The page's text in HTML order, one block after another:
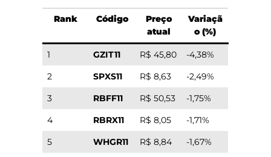
Rank Código
Preço
atual
Variaçã
o (%)
1 GZIT11 R$ 45,80
-4,38%
2
SPXS11 R$ 8,63
-2,49%
3
RBFF11 R$ 50,53
-1,75%
4
RBRX11 R$ 8,05
-1,71%
5
WHGR11 R$ 8,84
-1,67%